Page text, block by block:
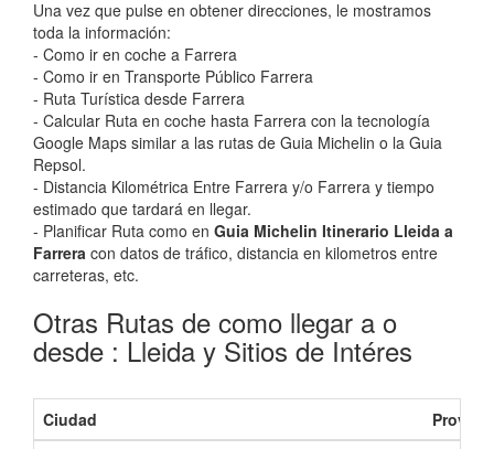
Una vez que pulse en obtener direcciones, le mostramos
toda la información:
- Como ir en coche a Farrera
- Como ir en Transporte Público Farrera
- Ruta Turística desde Farrera
- Calcular Ruta en coche hasta Farrera con la tecnología
Google Maps similar a las rutas de Guia Michelin o la Guia
Repsol.
- Distancia Kilométrica Entre Farrera y/o Farrera y tiempo
estimado que tardará en llegar.
- Planificar Ruta como en Guia Michelin Itinerario Lleida a
Farrera con datos de tráfico, distancia en kilometros entre
carreteras, etc.
Otras Rutas de como llegar a o
desde : Lleida y Sitios de Intéres
Ciudad